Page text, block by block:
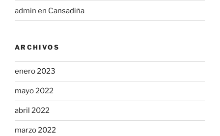
admin en Cansadiña
ARCHIVOS
enero 2023
mayo 2022
abril 2022
marzo 2022